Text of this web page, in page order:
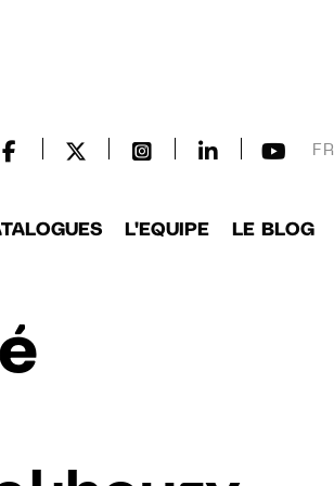
FR
L'EQUIPE LE BLOG